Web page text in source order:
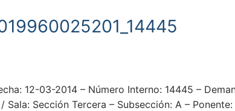
12-03-2014 – Número Interno: 14445 –
Sala: Sección Tercera – Subsección: A –